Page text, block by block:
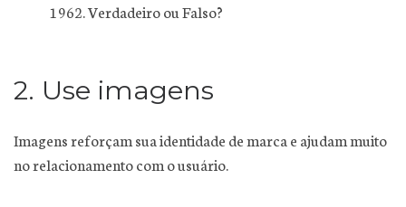
1962. Verdadeiro ou Falso?
2. Use imagens
Imagens reforçam sua identidade de marca e ajudam muito
no relacionamento com o usuário.